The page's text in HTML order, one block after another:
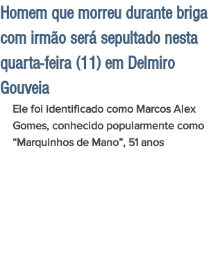
Homem que morreu durante briga
com irmão será sepultado nesta
quarta-feira (11) em Delmiro
Gouveia
Ele foi identificado como Marcos Alex
Gomes, conhecido popularmente como
“Marquinhos de Mano”, 51 anos